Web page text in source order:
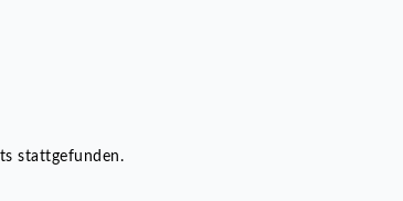
stattgefunden.